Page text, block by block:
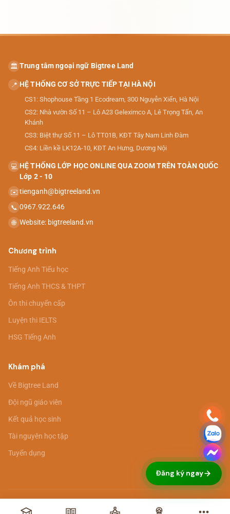
🏛️ Trung tâm ngoại ngữ Bigtree Land
📍 HỆ THỐNG CƠ SỞ TRỰC TIẾP TẠI HÀ NỘI
CS1: Shophouse Tầng 1 Ecodream, 300 Nguyễn Xiển, Hà Nội
CS2: Nhà vườn Số 11 – Lô A23 Geleximco A, Lê Trọng Tấn, An
Khánh
CS3: Biệt thự Số 11 – Lô TT01B, KĐT Tây Nam Linh Đàm
CS4: Liền kề LK12A-10, KĐT An Hưng, Dương Nội
💻 HỆ THỐNG LỚP HỌC ONLINE QUA ZOOM TRÊN TOÀN QUỐC
Lớp 2 - 10
✉️ tienganh@bigtreeland.vn
📞 0967.922.646
🌐 Website: bigtreeland.vn
Chương trình
Tiếng Anh Tiểu học
Tiếng Anh THCS & THPT
Ôn thi chuyển cấp
Luyện thi IELTS
HSG Tiếng Anh
Khám phá
Về Bigtree Land
Đội ngũ giáo viên
Kết quả học sinh
Tài nguyên học tập
Tuyển dụng
© 2026 Bigtree Land. All rights reserved. · Chính sách bảo mật
Đăng ký ngay